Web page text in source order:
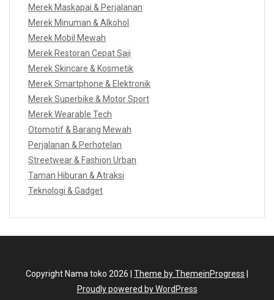
Merek Maskapai & Perjalanan
Merek Minuman & Alkohol
Merek Mobil Mewah
Merek Restoran Cepat Saji
Merek Skincare & Kosmetik
Merek Smartphone & Elektronik
Merek Superbike & Motor Sport
Merek Wearable Tech
Otomotif & Barang Mewah
Perjalanan & Perhotelan
Streetwear & Fashion Urban
Taman Hiburan & Atraksi
Teknologi & Gadget
Copyright Nama toko 2026 | Theme by ThemeinProgress
Proudly powered by WordPress